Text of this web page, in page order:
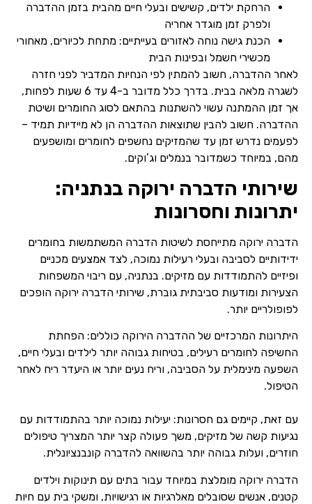
הרחקת ילדים, קשישים ובעלי חיים מהבית בזמן ההדברה
ולפרק זמן מוגדר אחריה
הכנת גישה נוחה לאזורים בעייתיים: מתחת לכיורים, מאחורי
מכשירי חשמל ובפינות הבית
לאחר ההדברה, חשוב להמתין לפי הנחיות המדביר לפני חזרה
לשגרה מלאה בבית. בדרך כלל מדובר ב-4 עד 6 שעות לפחות,
אך זמן ההמתנה עשוי להשתנות בהתאם לסוג החומרים ושיטת
ההדברה. חשוב להבין שתוצאות ההדברה הן לא מיידיות תמיד –
לפעמים נדרש זמן עד שהמזיקים נחשפים לחומרים ומושפעים
מהם, במיוחד כשמדובר בנמלים וג’וקים.
שירותי הדברה ירוקה בנתניה:
יתרונות וחסרונות
הדברה ירוקה מתייחסת לשיטות הדברה המשתמשות בחומרים
ידידותיים לסביבה ובעלי רעילות נמוכה, לצד אמצעים מכניים
ופיזיים להתמודדות עם מזיקים. בנתניה, עם ריבוי המשפחות
הצעירות ומודעות סביבתית גוברת, שירותי הדברה ירוקה הופכים
לפופולריים יותר.
היתרונות המרכזיים של ההדברה הירוקה כוללים: הפחתת
החשיפה לחומרים רעילים, בטיחות גבוהה יותר לילדים ובעלי חיים,
השפעה מינימלית על הסביבה, וריח נעים יותר או היעדר ריח לאחר
הטיפול.
עם זאת, קיימים גם חסרונות: יעילות נמוכה יותר בהתמודדות עם
נגיעות קשה של מזיקים, משך פעולה קצר יותר המצריך טיפולים
חוזרים, ועלות גבוהה יותר בהשוואה להדברה קונבנציונלית.
הדברה ירוקה מומלצת במיוחד עבור בתים עם תינוקות וילדים
קטנים, אנשים שסובלים מאלרגיות או רגישויות, ומשקי בית עם חיות